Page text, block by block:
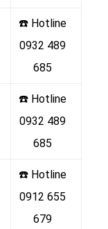
☎️ Hotline
0932 489
685
☎️ Hotline
0932 489
685
☎️ Hotline
0912 655
679